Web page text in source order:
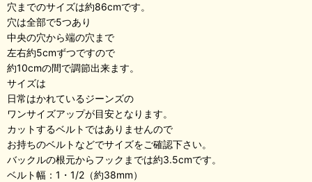
穴までのサイズは約86cmです。
穴は全部で5つあり
中央の穴から端の穴まで
左右約5cmずつですので
約10cmの間で調節出来ます。
サイズは
日常はかれているジーンズの
ワンサイズアップが目安となります。
カットするベルトではありませんので
お持ちのベルトなどでサイズをご確認下さい。
バックルの根元からフックまでは約3.5cmです。
ベルト幅：1・1/2（約38mm）